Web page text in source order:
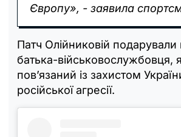
Європу», - заявила
Патч Олійниковій подарували
батька-військовослужбовця,
пов’язаний із захистом
російської агресії.